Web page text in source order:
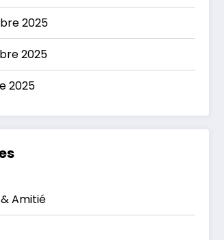
2025
2025
2025
Amitié